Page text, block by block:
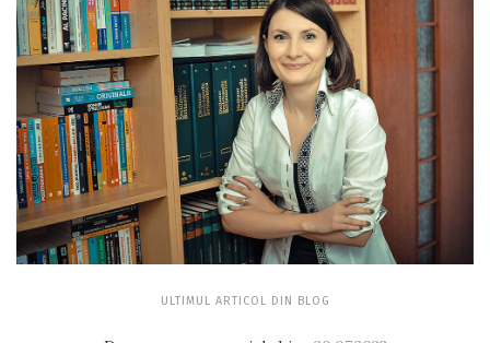
ULTIMUL ARTICOL DIN BLOG